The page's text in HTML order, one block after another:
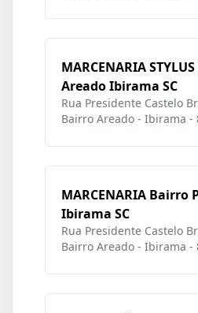
MARCENARIA
Areado Ibirama SC
Rua Presidente Castelo
Bairro Areado - Ibirama -
MARCENARIA Bairro
Ibirama SC
Rua Presidente Castelo
Bairro Areado - Ibirama -